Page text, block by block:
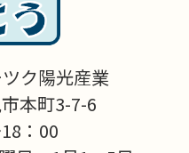
ク陽光産業
本町3-7-6
：00